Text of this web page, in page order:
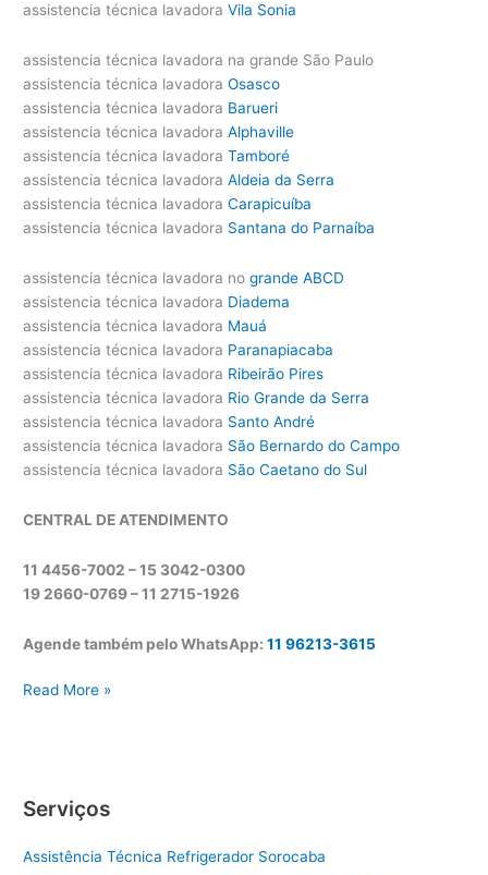
assistencia técnica lavadora Vila Sonia
assistencia técnica lavadora na grande São Paulo
assistencia técnica lavadora Osasco
assistencia técnica lavadora Barueri
assistencia técnica lavadora Alphaville
assistencia técnica lavadora Tamboré
assistencia técnica lavadora Aldeia da Serra
assistencia técnica lavadora Carapicuíba
assistencia técnica lavadora Santana do Parnaíba
assistencia técnica lavadora nogrande ABCD
assistencia técnica lavadora Diadema
assistencia técnica lavadora Mauá
assistencia técnica lavadora Paranapiacaba
assistencia técnica lavadora Ribeirão Pires
assistencia técnica lavadora Rio Grande da Serra
assistencia técnica lavadora Santo André
assistencia técnica lavadora São Bernardo do Campo
assistencia técnica lavadora São Caetano do Sul
CENTRAL DE ATENDIMENTO
11 4456-7002 – 15 3042-0300
19 2660-0769 –11 2715-1926
Agende também pelo WhatsApp:11 96213-3615
A
t
n
Read More »
Serviços
Assistência Técnica Refrigerador Sorocaba